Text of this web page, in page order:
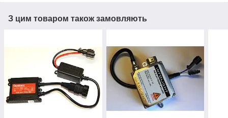
З цим товаром також замовляють